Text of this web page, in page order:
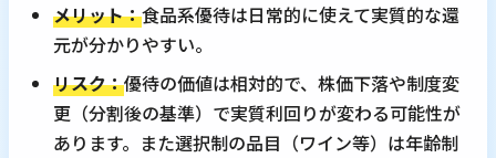
メリット：食品系優待は日常的に使えて実質的な還
元が分かりやすい。
リスク：優待の価値は相対的で、株価下落や制度変
更（分割後の基準）で実質利回りが変わる可能性が
あります。また選択制の品目（ワイン等）は年齢制